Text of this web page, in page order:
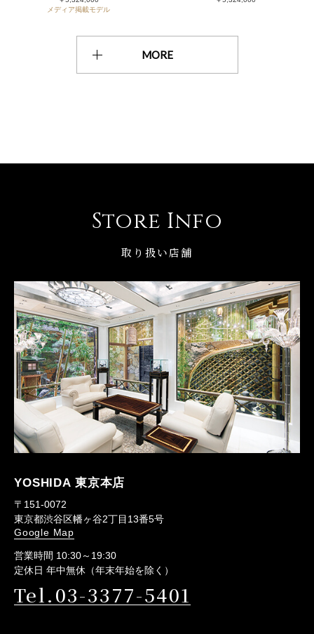
メディア掲載モデル
MORE
Store Info
取り扱い店舗
YOSHIDA 東京本店
〒151-0072
東京都渋谷区幡ヶ谷2丁目13番5号
Google Map
営業時間 10:30～19:30
定休日 年中無休（年末年始を除く）
Tel.03-3377-5401